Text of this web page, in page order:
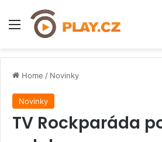
Menu
Home / Novinky
Novinky
TV Rockparáda